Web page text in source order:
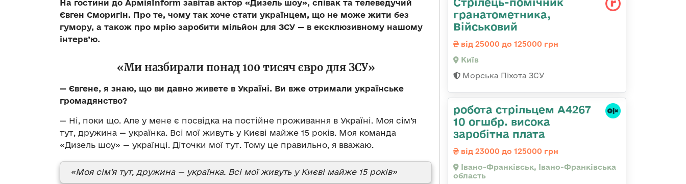
На гостини до АрміяInform завітав актор «Дизель шоу», співак та телеведучий
Євген Сморигін. Про те, чому так хоче стати українцем, що не може жити без
гумору, а також про мрію заробити мільйон для ЗСУ — в ексклюзивному нашому
інтерв’ю.
«Ми назбирали понад 100 тисяч євро для ЗСУ»
— Євгене, я знаю, що ви давно живете в Україні. Ви вже отримали українське
громадянство?
— Ні, поки що. Але у мене є посвідка на постійне проживання в Україні. Моя сім’я
тут, дружина — українка. Всі мої живуть у Києві майже 15 років. Моя команда
«Дизель шоу» — українці. Діточки мої тут. Тому це правильно, я вважаю.
«Моя сім’я тут, дружина — українка. Всі мої живуть у Києві майже 15 років»
гранатометника,
Військовий
від 25000 до 125000 грн
Київ
Морська Піхота ЗСУ
робота стрільцем А4267
10 огшбр. висока
заробітна плата
від 23000 до 125000 грн
Івано-Франківськ, Івано-Франківська
область